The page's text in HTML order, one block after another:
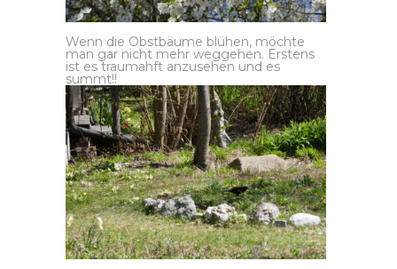
Wenn die Obstbäume blühen, möchte
man gar nicht mehr weggehen. Erstens
ist es traumahft anzusehen und es
summt!!